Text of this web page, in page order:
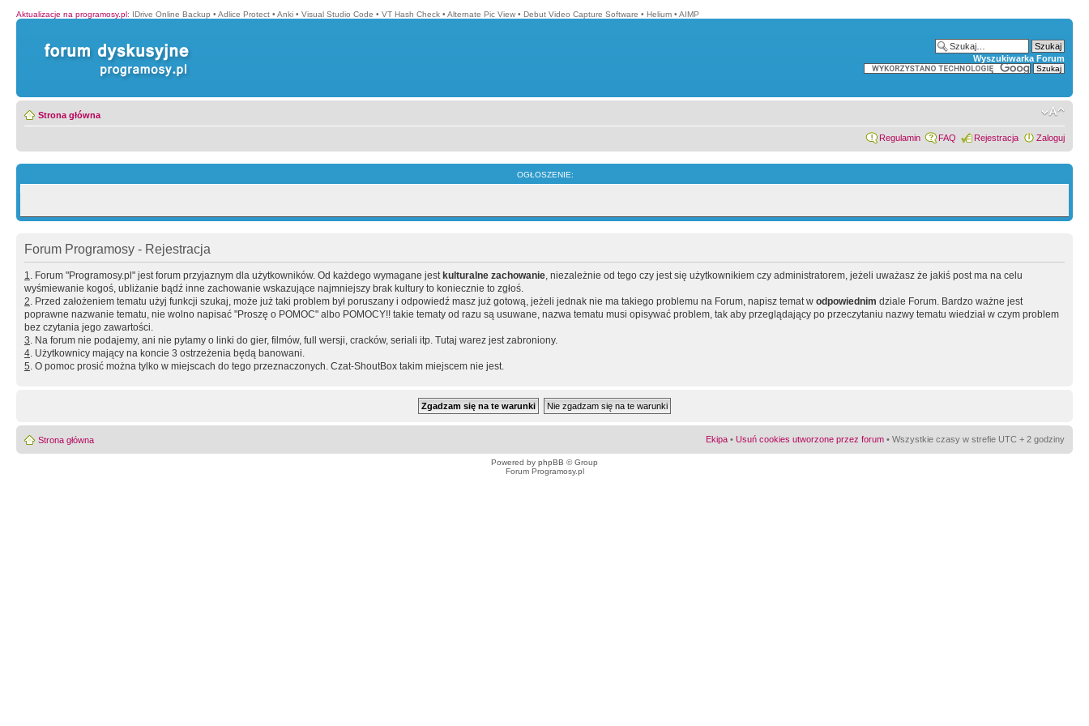
Aktualizacje na programosy.pl: IDrive Online Backup • Adlice Protect • Anki • Visual Studio Code • VT Hash Check • Alternate Pic View • Debut Video Capture Software • Helium • AIMP
Wyszukiwarka Forum
Strona główna
Regulamin FAQ Rejestracja Zaloguj
OGŁOSZENIE:
Forum Programosy - Rejestracja
1. Forum "Programosy.pl" jest forum przyjaznym dla użytkowników. Od każdego wymagane jest kulturalne zachowanie, niezależnie od tego czy jest się użytkownikiem czy administratorem, jeżeli uważasz że jakiś post ma na celu
wyśmiewanie kogoś, ubliżanie bądź inne zachowanie wskazujące najmniejszy brak kultury to koniecznie to zgłoś.
2. Przed założeniem tematu użyj funkcji szukaj, może już taki problem był poruszany i odpowiedź masz już gotową, jeżeli jednak nie ma takiego problemu na Forum, napisz temat w odpowiednim dziale Forum. Bardzo ważne jest
poprawne nazwanie tematu, nie wolno napisać "Proszę o POMOC" albo POMOCY!! takie tematy od razu są usuwane, nazwa tematu musi opisywać problem, tak aby przeglądający po przeczytaniu nazwy tematu wiedział w czym problem
bez czytania jego zawartości.
3. Na forum nie podajemy, ani nie pytamy o linki do gier, filmów, full wersji, cracków, seriali itp. Tutaj warez jest zabroniony.
4. Użytkownicy mający na koncie 3 ostrzeżenia będą banowani.
5. O pomoc prosić można tylko w miejscach do tego przeznaczonych. Czat-ShoutBox takim miejscem nie jest.
Strona główna Ekipa • Usuń cookies utworzone przez forum • Wszystkie czasy w strefie UTC + 2 godziny
Powered by phpBB © Group
Forum Programosy.pl